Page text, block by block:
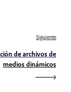
Siguiente
de archivos de
medios dinámicos